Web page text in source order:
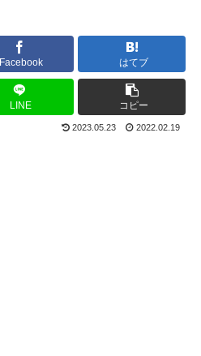
Facebook はてブ
LINE コピー
2023.05.23 2022.02.19